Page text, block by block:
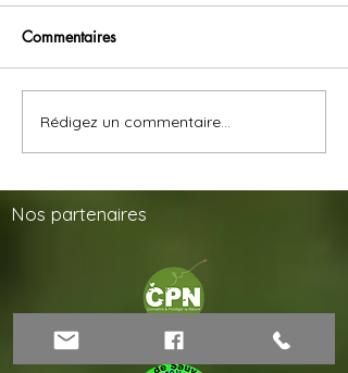
Commentaires
Rédigez un commentaire...
Nos partenaires